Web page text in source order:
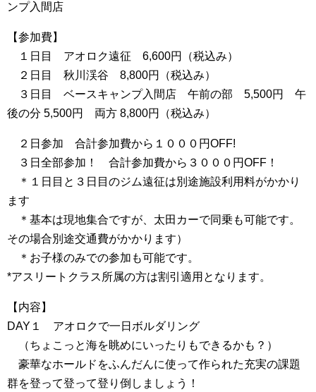
ンプ入間店
【参加費】
１日目 アオロク遠征 6,600円（税込み）
２日目 秋川渓谷 8,800円（税込み）
３日目 ベースキャンプ入間店 午前の部 5,500円 午
後の分 5,500円 両方 8,800円（税込み）
２日参加 合計参加費から１０００円OFF!
３日全部参加！ 合計参加費から３０００円OFF！
＊１日目と３日目のジム遠征は別途施設利用料がかかり
ます
＊基本は現地集合ですが、太田カーで同乗も可能です。
その場合別途交通費がかかります）
＊お子様のみでの参加も可能です。
*アスリートクラス所属の方は割引適用となります。
【内容】
DAY１ アオロクで一日ボルダリング
（ちょこっと海を眺めにいったりもできるかも？）
豪華なホールドをふんだんに使って作られた充実の課題
群を登って登って登り倒しましょう！